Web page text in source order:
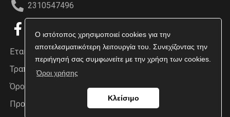
Ο ιστότοπος χρησιμοποιεί cookies για την
αποτελεσματικότερη λειτουργία του. Συνεχίζοντας την
περιήγησή σας συμφωνείτε με την χρήση των cookies.
Όροι χρήσης
Κλείσιμο
2310547496
Εταιρεία
Τραπεζικοί Λογαριασμοί
Όροι χρήσης
Προσωπικά δεδομένα